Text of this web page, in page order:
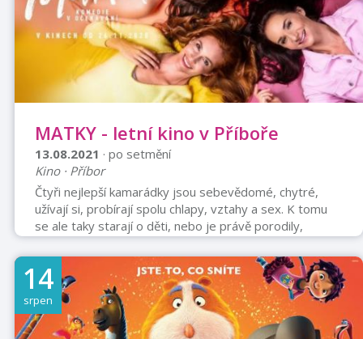
tak i jeho samostatné dobrodruž ...
MATKY - letní kino v Příboře
13.08.2021 · po setmění
Kino · Příbor
Čtyři nejlepší kamarádky jsou sebevědomé, chytré,
užívají si, probírají spolu chlapy, vztahy a sex. K tomu
se ale taky starají o děti, nebo je právě porodily,
případně jsou těhotné. Sára (Hana Vagnerová) má
hezký zadek, a tak ho začala fotit a žít ve světě
sociálních sítí. Hedvika (Petra Hřebíčková) žije tak
trochu ve zlaté kleci, její manžel workoholik (Jiří
Langmajer) moc doma není, a tak není divu, že ji okouzlí
mladý zpěvák David (Vladimír Polívka). Zuzana (Sandra
14
srpen